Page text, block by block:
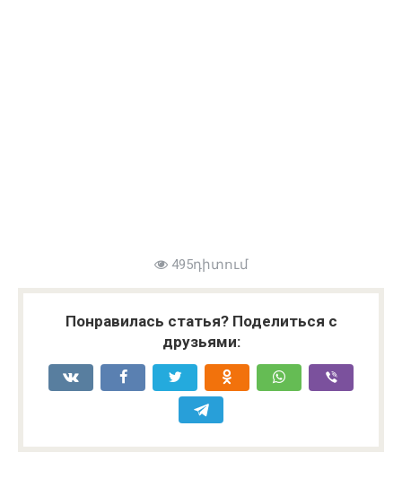
495դիտում
Понравилась статья? Поделиться с
друзьями: